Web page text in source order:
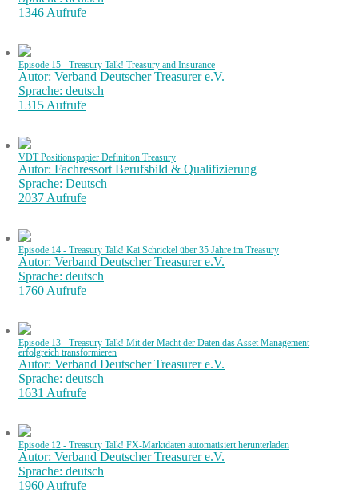
1346 Aufrufe
Episode 15 - Treasury Talk! Treasury and Insurance
Autor: Verband Deutscher Treasurer e.V.
Sprache: deutsch
1315 Aufrufe
VDT Positionspapier Definition Treasury
Autor: Fachressort Berufsbild & Qualifizierung
Sprache: Deutsch
2037 Aufrufe
Episode 14 - Treasury Talk! Kai Schrickel über 35 Jahre im Treasury
Autor: Verband Deutscher Treasurer e.V.
Sprache: deutsch
1760 Aufrufe
Episode 13 - Treasury Talk! Mit der Macht der Daten das Asset Management
erfolgreich transformieren
Autor: Verband Deutscher Treasurer e.V.
Sprache: deutsch
1631 Aufrufe
Episode 12 - Treasury Talk! FX-Marktdaten automatisiert herunterladen
Autor: Verband Deutscher Treasurer e.V.
Sprache: deutsch
1960 Aufrufe